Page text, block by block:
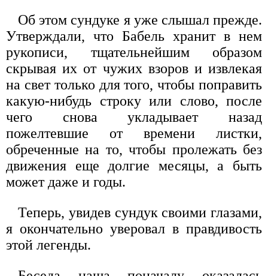
Об этом сундуке я уже слышал прежде.
Утверждали, что Бабель хранит в нем
рукописи, тщательнейшим образом
скрывая их от чужих взоров и извлекая
на свет только для того, чтобы поправить
какую-нибудь строку или слово, после
чего снова укладывает назад
пожелтевшие от времени листки,
обреченные на то, чтобы пролежать без
движения еще долгие месяцы, а быть
может даже и годы.
Теперь, увидев сундук своими глазами,
я окончательно уверовал в правдивость
этой легенды.